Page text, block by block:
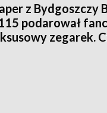
z Bydgoszczy
podarował
zegarek.